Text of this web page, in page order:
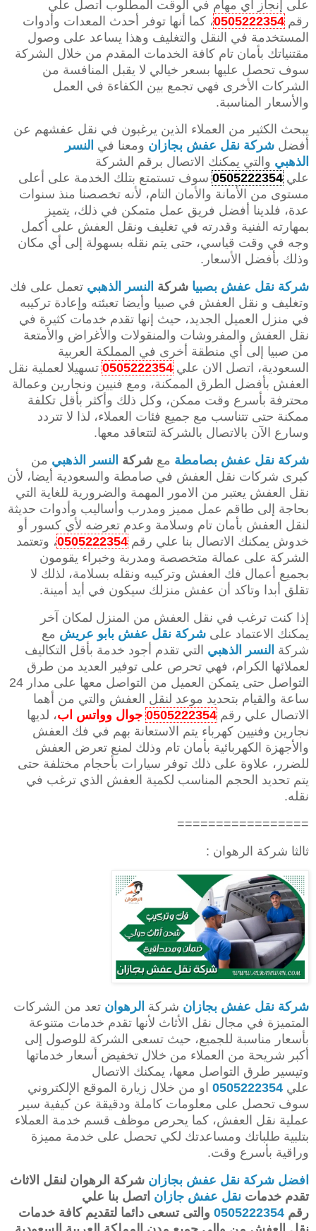
على إنجاز أي مهام في الوقت المطلوب اتصل علي
رقم0505222354، كما أنها توفر أحدث المعدات وأدوات
المستخدمة في النقل والتغليف وهذا يساعد على وصول
مقتنياتك بأمان تام كافة الخدمات المقدم من خلال الشركة
سوف تحصل عليها بسعر خيالي لا يقبل المنافسة من
الشركات الأخرى فهي تجمع بين الكفاءة في العمل
والأسعار المناسبة.
يبحث الكثير من العملاء الذين يرغبون في نقل عفشهم عن
أفضل شركة نقل عفش بجازان ومعنا في النسر
الذهبي والتي يمكنك الاتصال برقم الشركة
علي0505222354سوف تستمتع بتلك الخدمة على أعلى
مستوى من الأمانة والأمان التام، لأنه تخصصنا منذ سنوات
عدة، فلدينا أفضل فريق عمل متمكن في ذلك، يتميز
بمهارته الفنية وقدرته في تغليف ونقل العفش على أكمل
وجه في وقت قياسي، حتى يتم نقله بسهولة إلى أي مكان
وذلك بأفضل الأسعار.
شركة نقل عفش بصبيا شركة النسر الذهبي تعمل على فك
وتغليف و نقل العفش في صبيا وأيضا تعبئته وإعادة تركيبه
في منزل العميل الجديد، حيث إنها تقدم خدمات كثيرة في
نقل العفش والمفروشات والمنقولات والأغراض والأمتعة
من صبيا إلى أي منطقة أخرى في المملكة العربية
السعودية، اتصل الان علي0505222354تسهيلا لعملية نقل
العفش بأفضل الطرق الممكنة، ومع فنيين ونجارين وعمالة
محترفة بأسرع وقت ممكن، وكل ذلك وأكثر بأقل تكلفة
ممكنة حتى تتناسب مع جميع فئات العملاء، لذا لا تتردد
وسارع الآن بالاتصال بالشركة لتتعاقد معها.
شركة نقل عفش بصامطة مع شركة النسر الذهبي من
كبرى شركات نقل العفش في صامطة والسعودية أيضا، لأن
نقل العفش يعتبر من الامور المهمة والضرورية للغاية التي
بحاجة إلى طاقم عمل مميز ومدرب وأساليب وأدوات حديثة
لنقل العفش بأمان تام وسلامة وعدم تعرضه لأي كسور أو
خدوش يمكنك الاتصال بنا علي رقم0505222354، وتعتمد
الشركة على عمالة متخصصة ومدربة وخبراء يقومون
بجميع أعمال فك العفش وتركيبه ونقله بسلامة، لذلك لا
تقلق أبدا وتاكد أن عفش منزلك سيكون في أيد أمينة.
إذا كنت ترغب في نقل العفش من المنزل لمكان آخر
يمكنك الاعتماد على شركة نقل عفش بابو عريش مع
شركة النسر الذهبي التي تقدم أجود خدمة بأقل التكاليف
لعملائها الكرام، فهي تحرص على توفير العديد من طرق
التواصل حتى يتمكن العميل من التواصل معها على مدار 24
ساعة والقيام بتحديد موعد لنقل العفش والتي من أهما
الاتصال علي رقم0505222354جوال وواتس اب، لديها
نجارين وفنيين كهرباء يتم الاستعانة بهم في فك العفش
والأجهزة الكهربائية بأمان تام وذلك لمنع تعرض العفش
للضرر، علاوة على ذلك توفر سيارات بأحجام مختلفة حتى
يتم تحديد الحجم المناسب لكمية العفش الذي ترغب في
نقله.
=================
ثالثا شركة الرهوان :
شركة نقل عفش بجازان شركة الرهوان تعد من الشركات
المتميزة في مجال نقل الأثاث لأنها تقدم خدمات متنوعة
بأسعار مناسبة للجميع، حيث تسعى الشركة للوصول إلى
أكبر شريحة من العملاء من خلال تخفيض أسعار خدماتها
وتيسير طرق التواصل معها، يمكنك الاتصال
علي 0505222354 او من خلال زيارة الموقع الإلكتروني
سوف تحصل على معلومات كاملة ودقيقة عن كيفية سير
عملية نقل العفش، كما يحرص موظف قسم خدمة العملاء
بتلبية طلباتك ومساعدتك لكي تحصل على خدمة مميزة
وراقية بأسرع وقت.
افضل شركة نقل عفش بجازان شركة الرهوان لنقل الاثاث
تقدم خدمات نقل عفش جازان اتصل بنا علي
رقم 0505222354 والتى تسعى دائما لتقديم كافة خدمات